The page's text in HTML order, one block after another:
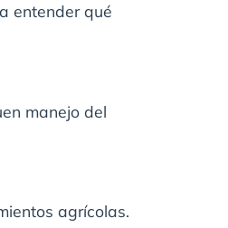
entender qué
manejo del
agrícolas.